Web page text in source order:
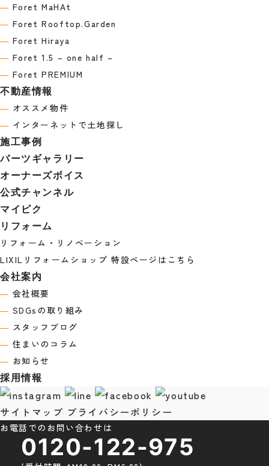
― Foret MaHAt
― Foret Rooftop.Garden
― Foret Hiraya
― Foret 1.5 – one half –
― Foret PREMIUM
不動産情報
― オススメ物件
― インターネットで土地探し
施工事例
パーツギャラリー
オーナーズボイス
公式チャンネル
マイピク
リフォーム
リフォーム・リノベーション
LIXILリフォームショップ 特設ページはこちら
会社案内
― 会社概要
― SDGsの取り組み
― スタッフブログ
― 住まいのコラム
― お知らせ
採用情報
サイトマップ プライバシーポリシー
お電話でのお問い合わせは
0120-122-975